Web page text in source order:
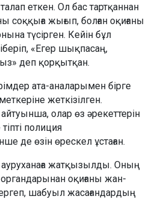
еткен. Ол бас тартқаннан
соққыға жығып, болған оқиғаны
түсірген. Кейін бұл
«Егер шықпасаң,
деп қорқытқан.
ата-аналарымен бірге
жеткізілген.
олар өз әрекеттерін
полиция
де өзін өрескел ұстаған.
жатқызылды. Оның
оқиғаны жан-
шабуыл жасағандардың